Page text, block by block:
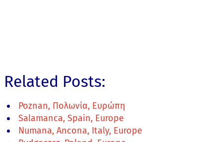
Related Posts:
Poznan, Πολωνία, Ευρώπη
Salamanca, Spain, Europe
Numana, Ancona, Italy, Europe